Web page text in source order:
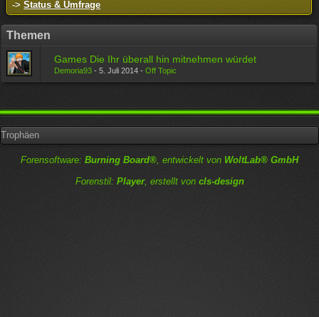
->Status & Umfrage
Themen
Games Die Ihr überall hin mitnehmen würdet
Demoria93 -5. Juli 2014 -Off Topic
Trophäen
Forensoftware: Burning Board®, entwickelt von WoltLab® GmbH
Forenstil: Player, erstellt von cls-design